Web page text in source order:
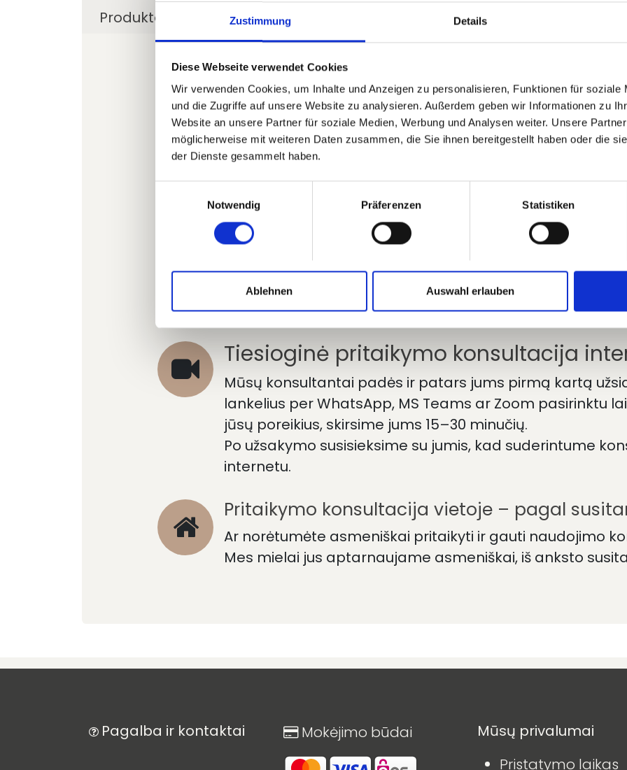
Zustimmung Details
Diese Webseite verwendet Cookies
Wir verwenden Cookies, um Inhalte und Anzeigen zu personalisieren, Funktionen für soziale
und die Zugriffe auf unsere Website zu analysieren. Außerdem geben wir Informationen zu
Website an unsere Partner für soziale Medien, Werbung und Analysen weiter. Unsere
möglicherweise mit weiteren Daten zusammen, die Sie ihnen bereitgestellt haben oder die
der Dienste gesammelt haben.
Notwendig
Präferenzen Statistiken
Ablehnen Auswahl erlauben
Produkto detalės Kaip nustatyti dydį Lankelių pritaikymas
Pasirinkite pritaikymo būdą
Mums svarbu, kad ForgTin ausų lankeliai jums teiktų maksimalią
nepageidaujamų šalutinių poveikių. Pasirinkite vieną iš pritaikymo
ForgTin ausų lankeliai būtų teisingai pritaikyti.
Savęs pritaikymas
Gavę užsakymą, mes jums atsiųsime instrukcijas, kaip
lankelius, kartu su vaizdo įrašu, kad nuo pat pradžių
dėvėjimo komfortą ir veiksmingumą.
Tiesioginė pritaikymo konsultacija
Mūsų konsultantai padės ir patars jums pirmą kartą
lankelius per WhatsApp, MS Teams ar Zoom pasirinktu
jūsų poreikius, skirsime jums 15–30 minučių.
Po užsakymo susisieksime su jumis, kad suderintume
internetu.
Pritaikymo konsultacija vietoje – pagal
Ar norėtumėte asmeniškai pritaikyti ir gauti naudojimo
Mes mielai jus aptarnaujame asmeniškai, iš anksto
Pagalba ir kontaktai
Mūsų privalumai
Pristatymo laikas
Mokėjimo būdai